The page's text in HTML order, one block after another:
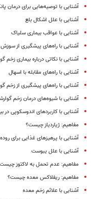
آشنایی با توصیه‌هایی برای درمان
آشنایی با علل اشکال بلع
آشنایی با عواقب بیماری سلیاک
آشنایی با راه‌های پیشگیری از
آشنایی با نکاتی درباره بیماری زخم
آشنایی با راه‌های مقابله با اسهال
آشنایی با راه‌های پیشگیری از زخم
آشنایی با شیوه‌های درمان زخم
آشنایی با کاربردهای اندوسکوپی در
مفاهیم: ژیاردیاز چیست؟
آشنایی با پرهیزهای غذایی برای
آشنایی با علل یبوست
مفاهیم: عدم تحمل به لاکتوز
مفاهیم: ریفلاکس معده چیست؟
آشنایی با علائم زخم معده